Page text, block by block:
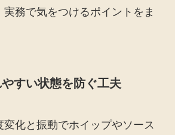
務で気をつけるポイントをま
すい状態を防ぐ工夫
化と振動でホイップやソース